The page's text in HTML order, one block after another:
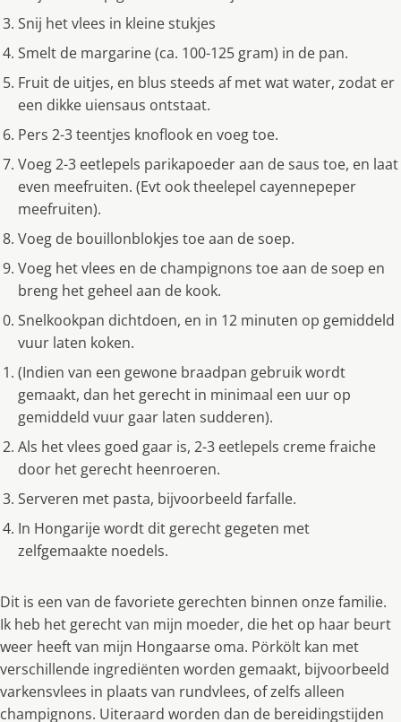
Snij het vlees in kleine stukjes
Smelt de margarine (ca. 100-125 gram) in de pan.
Fruit de uitjes, en blus steeds af met wat water, zodat er
een dikke uiensaus ontstaat.
Pers 2-3 teentjes knoflook en voeg toe.
Voeg 2-3 eetlepels parikapoeder aan de saus toe, en laat
even meefruiten. (Evt ook theelepel cayennepeper
meefruiten).
Voeg de bouillonblokjes toe aan de soep.
Voeg het vlees en de champignons toe aan de soep en
breng het geheel aan de kook.
Snelkookpan dichtdoen, en in 12 minuten op gemiddeld
vuur laten koken.
(Indien van een gewone braadpan gebruik wordt
gemaakt, dan het gerecht in minimaal een uur op
gemiddeld vuur gaar laten sudderen).
Als het vlees goed gaar is, 2-3 eetlepels creme fraiche
door het gerecht heenroeren.
Serveren met pasta, bijvoorbeeld farfalle.
In Hongarije wordt dit gerecht gegeten met
zelfgemaakte noedels.
Dit is een van de favoriete gerechten binnen onze familie.
Ik heb het gerecht van mijn moeder, die het op haar beurt
weer heeft van mijn Hongaarse oma. Pörkölt kan met
verschillende ingrediënten worden gemaakt, bijvoorbeeld
varkensvlees in plaats van rundvlees, of zelfs alleen
champignons. Uiteraard worden dan de bereidingstijden